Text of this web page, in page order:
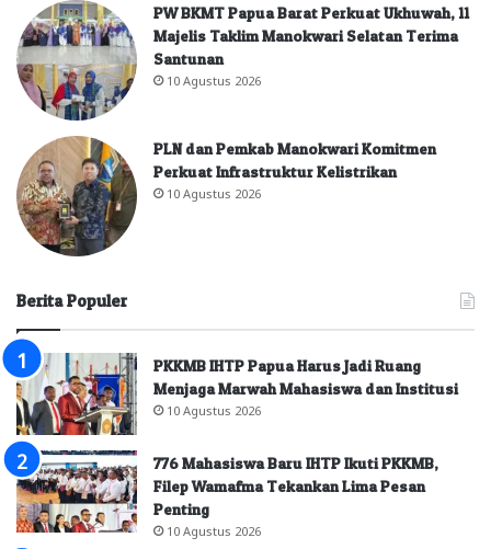
PW BKMT Papua Barat Perkuat Ukhuwah, 11
Majelis Taklim Manokwari Selatan Terima
Santunan
10 Agustus 2026
PLN dan Pemkab Manokwari Komitmen
Perkuat Infrastruktur Kelistrikan
10 Agustus 2026
Berita Populer
PKKMB IHTP Papua Harus Jadi Ruang
Menjaga Marwah Mahasiswa dan Institusi
10 Agustus 2026
776 Mahasiswa Baru IHTP Ikuti PKKMB,
Filep Wamafma Tekankan Lima Pesan
Penting
10 Agustus 2026